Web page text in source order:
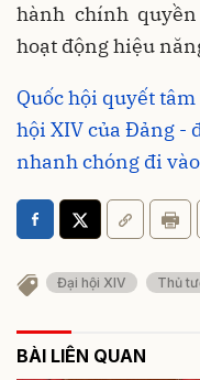
hành chính
hoạt động hiệu
Quốc hội quyết
hội XIV của Đảng -
nhanh chóng đi
Đại hội XIV Thủ
BÀI LIÊN QUAN